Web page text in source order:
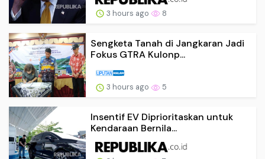
3 hours ago 8
Sengketa Tanah di Jangkaran Jadi
Fokus GTRA Kulonp...
3 hours ago 5
Insentif EV Diprioritaskan untuk
Kendaraan Bernila...